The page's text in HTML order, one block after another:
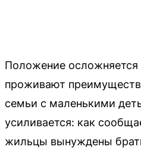
Положение осложняется
проживают
семьи с маленькими
усиливается: как
жильцы вынуждены